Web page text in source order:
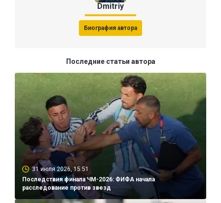
Dmitriy
Биография автора
Последние статьи автора
31 июля 2026, 15:51
Последствия финала ЧМ-2026: ФИФА начала
расследование против звезд